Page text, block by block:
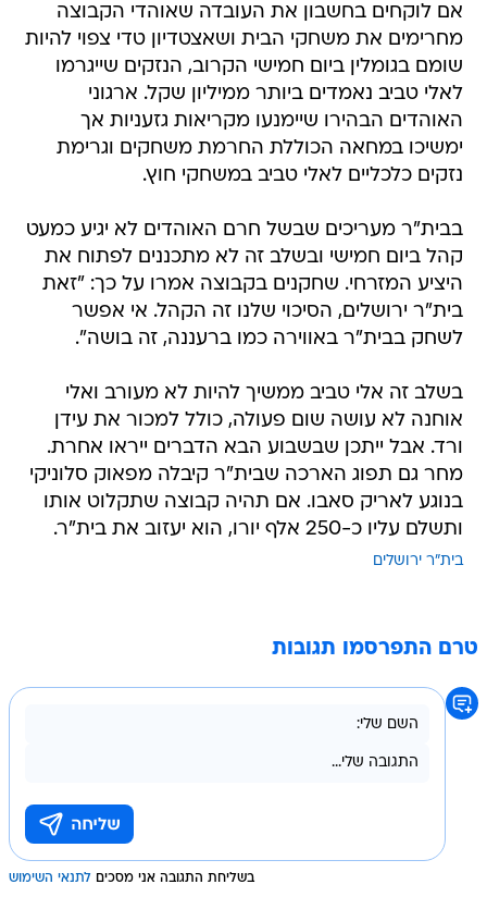
אם לוקחים בחשבון את העובדה שאוהדי הקבוצה
מחרימים את משחקי הבית ושאצטדיון טדי צפוי להיות
שומם בגומלין ביום חמישי הקרוב, הנזקים שייגרמו
לאלי טביב נאמדים ביותר ממיליון שקל. ארגוני
האוהדים הבהירו שיימנעו מקריאות גזעניות אך
ימשיכו במחאה הכוללת החרמת משחקים וגרימת
נזקים כלכליים לאלי טביב במשחקי חוץ.
בבית"ר מעריכים שבשל חרם האוהדים לא יגיע כמעט
קהל ביום חמישי ובשלב זה לא מתכננים לפתוח את
היציע המזרחי. שחקנים בקבוצה אמרו על כך: "זאת
בית"ר ירושלים, הסיכוי שלנו זה הקהל. אי אפשר
לשחק בבית"ר באווירה כמו ברעננה, זה בושה".
בשלב זה אלי טביב ממשיך להיות לא מעורב ואלי
אוחנה לא עושה שום פעולה, כולל למכור את עידן
ורד. אבל ייתכן שבשבוע הבא הדברים ייראו אחרת.
מחר גם תפוג הארכה שבית"ר קיבלה מפאוק סלוניקי
בנוגע לאריק סאבו. אם תהיה קבוצה שתקלוט אותו
ותשלם עליו כ-250 אלף יורו, הוא יעזוב את בית"ר.
בית"ר ירושלים
טרם התפרסמו תגובות
בשליחת התגובה אני מסכים לתנאי השימוש